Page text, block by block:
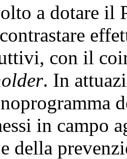
a dotare il
con il
. In
in campo
della